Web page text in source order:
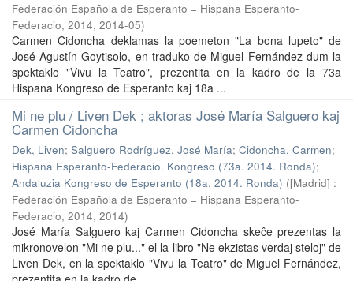
Federación Española de Esperanto = Hispana Esperanto-
Federacio, 2014, 2014-05)
Carmen Cidoncha deklamas la poemeton "La bona lupeto" de
José Agustín Goytisolo, en traduko de Miguel Fernández dum la
spektaklo "Vivu la Teatro", prezentita en la kadro de la 73a
Hispana Kongreso de Esperanto kaj 18a ...
Mi ne plu / Liven Dek ; aktoras José María Salguero kaj
Carmen Cidoncha
Dek, Liven; Salguero Rodríguez, José María; Cidoncha, Carmen;
Hispana Esperanto-Federacio. Kongreso (73a. 2014. Ronda);
Andaluzia Kongreso de Esperanto (18a. 2014. Ronda) ([Madrid] :
Federación Española de Esperanto = Hispana Esperanto-
Federacio, 2014, 2014)
José María Salguero kaj Carmen Cidoncha skeĉe prezentas la
mikronovelon "Mi ne plu..." el la libro "Ne ekzistas verdaj steloj" de
Liven Dek, en la spektaklo "Vivu la Teatro" de Miguel Fernández,